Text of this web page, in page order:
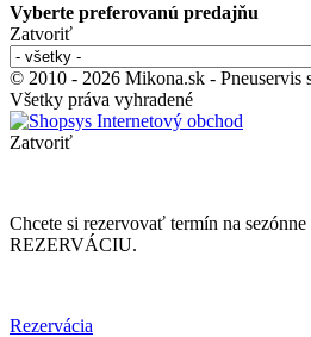
Vyberte preferovanú predajňu
Zatvoriť
© 2010 - 2026 Mikona.sk - Pneuservis
Všetky práva vyhradené
Zatvoriť
Chcete si rezervovať termín na
REZERVÁCIU.
Rezervácia